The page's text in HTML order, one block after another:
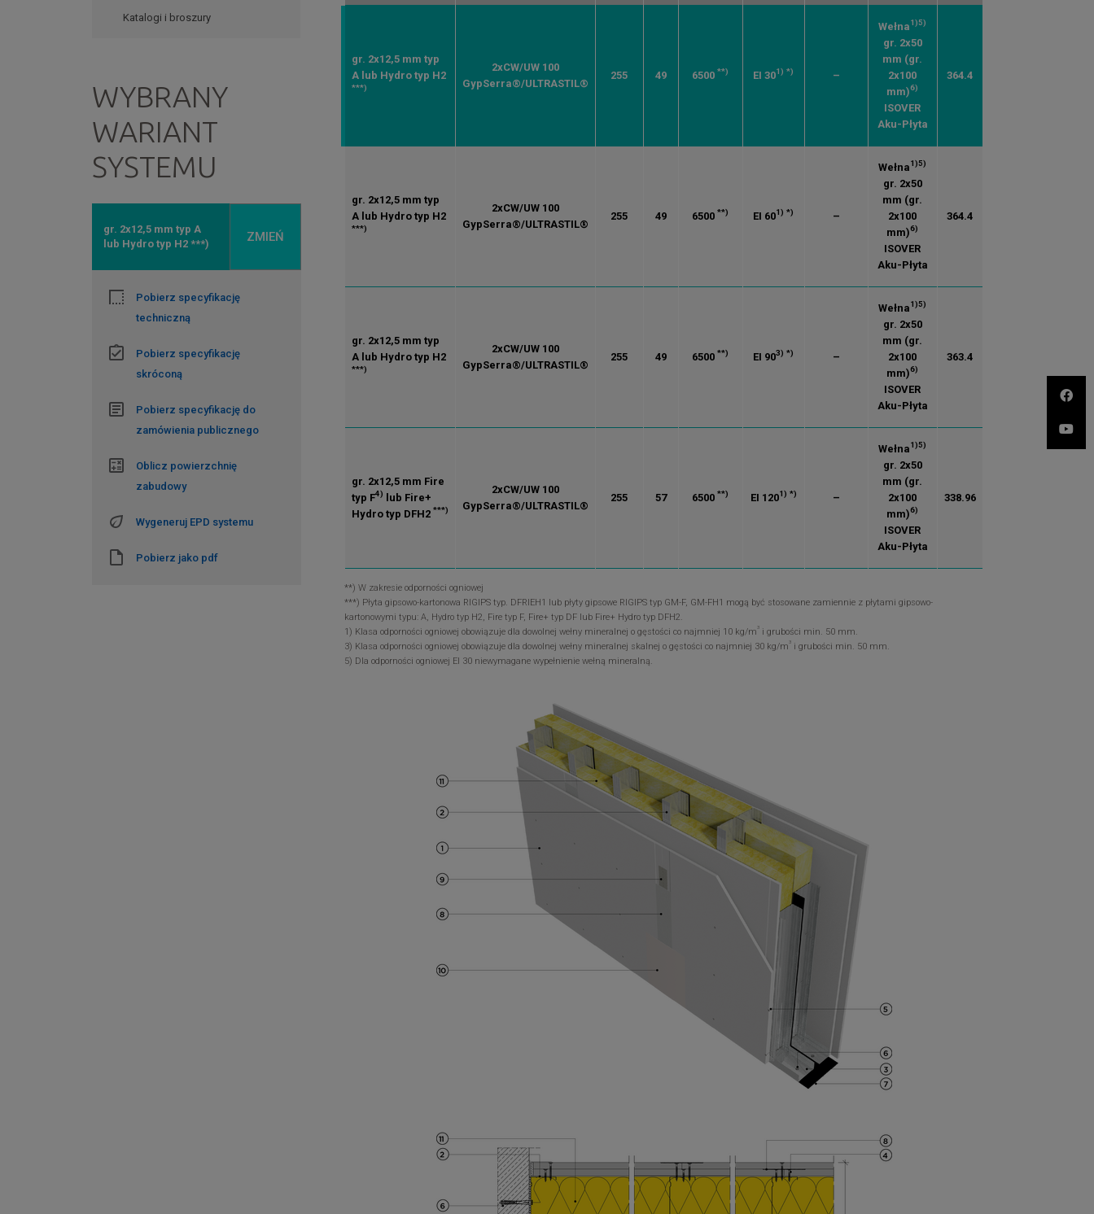
Katalogi i broszury
WYBRANY
WARIANT
SYSTEMU
gr. 2x12,5 mm typ A
lub Hydro typ H2 ***)
ZMIEŃ
Pobierz specyfikację
techniczną
Pobierz specyfikację
skróconą
Pobierz specyfikację do
zamówienia publicznego
Oblicz powierzchnię
zabudowy
Wygeneruj EPD systemu
Pobierz jako pdf
gr. 2x12,5 mm typ
A lub Hydro typ H2
***)
2xCW/UW 100
GypSerra®/ULTRASTIL®
255 49 6500**) EI 301) *) –
Wełna1)5)
gr. 2x50
mm (gr.
2x100
mm)6)
ISOVER
Aku-Płyta
364.4
gr. 2x12,5 mm typ
A lub Hydro typ H2
***)
2xCW/UW 100
GypSerra®/ULTRASTIL®
255 49 6500**) EI 601) *) –
Wełna1)5)
gr. 2x50
mm (gr.
2x100
mm)6)
ISOVER
Aku-Płyta
364.4
gr. 2x12,5 mm typ
A lub Hydro typ H2
***)
2xCW/UW 100
GypSerra®/ULTRASTIL®
255 49 6500**) EI 903) *) –
Wełna1)5)
gr. 2x50
mm (gr.
2x100
mm)6)
ISOVER
Aku-Płyta
363.4
gr. 2x12,5 mm Fire
typ F4)
lub Fire+
Hydro typ DFH2 ***)
2xCW/UW 100
GypSerra®/ULTRASTIL®
255 57 6500**) EI 1201) *) –
Wełna1)5)
gr. 2x50
mm (gr.
2x100
mm)6)
ISOVER
Aku-Płyta
338.96
**) W zakresie odporności ogniowej
***) Płyta gipsowo-kartonowa RIGIPS typ. DFRIEH1 lub płyty gipsowe RIGIPS typ GM-F, GM-FH1 mogą być stosowane zamiennie z płytami gipsowo-
kartonowymi typu: A, Hydro typ H2, Fire typ F, Fire+ typ DF lub Fire+ Hydro typ DFH2.
1) Klasa odporności ogniowej obowiązuje dla dowolnej wełny mineralnej o gęstości co najmniej 10 kg/m 3i grubości min. 50 mm.
3) Klasa odporności ogniowej obowiązuje dla dowolnej wełny mineralnej skalnej o gęstości co najmniej 30 kg/m 3i grubości min. 50 mm.
5) Dla odporności ogniowej EI 30 niewymagane wypełnienie wełną mineralną.